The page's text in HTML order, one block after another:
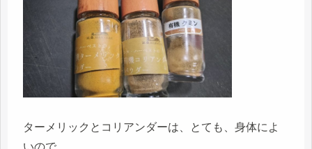
ターメリックとコリアンダーは、とても、身体によ